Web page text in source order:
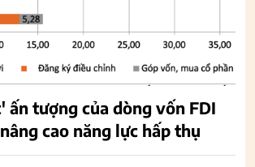
ấn tượng của dòng vốn FDI
cao năng lực hấp thụ